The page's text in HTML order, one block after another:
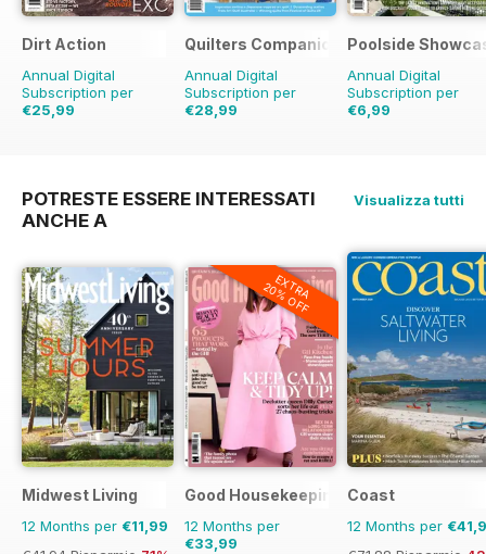
Dirt Action
Annual Digital
Subscription per
€25,99
Quilters Companion
Annual Digital
Subscription per
€28,99
Poolside
Annual Digital
Subscription per
€6,99
POTRESTE ESSERE INTERESSATI
ANCHE A
Visualizza tutti
Midwest Living
12 Months per €11,99
EXTRA
20% OFF
Good Housekeeping
12 Months per
€33,99
Coast
12 Months per